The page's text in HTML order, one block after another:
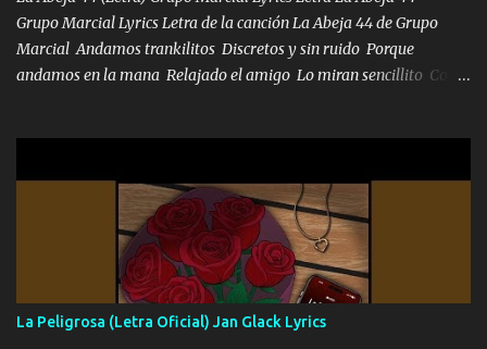
los HERMANOS un cerebro inteligente y com...
Grupo Marcial Lyrics Letra de la canción La Abeja 44 de Grupo
Marcial Andamos trankilitos Discretos y sin ruido Porque
andamos en la mana Relajado el amigo Lo miran sencillito Con
coronamos Se jala los marciales Y sus guitarras ya van sonando
Un gallardo me prendo Para agarrar el vuelo y la mente y
tranquilizando Tomense un buen trago Y así es como empezamos
los versos que voy cantando (Music) A vido alta y bajas La carreta
se atora Pero nunca le aflojamos Ya me han pasado cosas Y
aunque ustedes no sepan Pero la vida es muy corta Hay que
echarle chingazos Y seguir trabajando porque nada es...
La Peligrosa (Letra Oficial) Jan Glack Lyrics